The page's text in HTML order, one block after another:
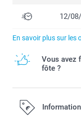
12/
En savoir plus sur les
Vous avez
fôte ?